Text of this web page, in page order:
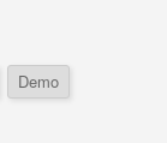
Demo